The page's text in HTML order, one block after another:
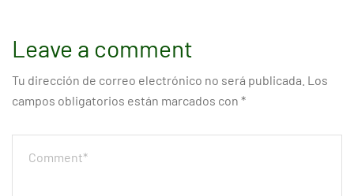
Leave a comment
Tu dirección de correo electrónico no será publicada. Los
campos obligatorios están marcados con *